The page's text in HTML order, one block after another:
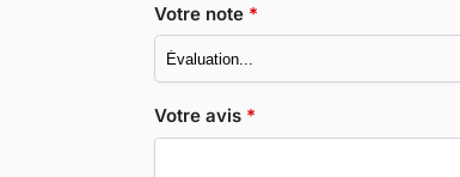
Votre note *
Votre avis *